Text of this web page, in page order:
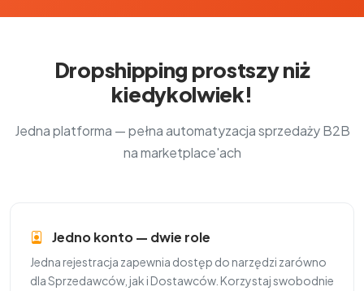
Dropshipping prostszy niż
kiedykolwiek!
Jedna platforma — pełna automatyzacja sprzedaży B2B
na marketplace'ach
Jedno konto — dwie role
Jedna rejestracja zapewnia dostęp do narzędzi zarówno
dla Sprzedawców, jak i Dostawców. Korzystaj swobodnie